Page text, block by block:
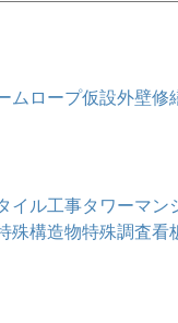
ムロープ仮設外壁修
イル工事タワーマン
殊構造物特殊調査看